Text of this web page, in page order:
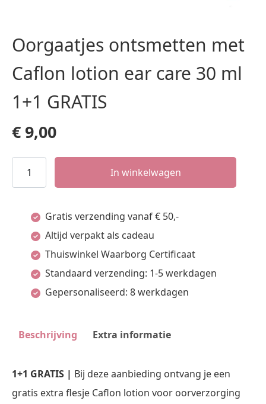
Oorgaatjes ontsmetten met
Caflon lotion ear care 30 ml
1+1 GRATIS
€9,00
Oorgaatjes
ontsmetten
Caflon
lotion
care
1+1
aantal
In winkelwagen
Gratis verzending vanaf € 50,-
Altijd verpakt als cadeau
Thuiswinkel Waarborg Certificaat
Standaard verzending: 1-5 werkdagen
Gepersonaliseerd: 8 werkdagen
Beschrijving Extra informatie
1+1 GRATIS | Bij deze aanbieding ontvang je een
gratis extra flesje Caflon lotion voor oorverzorging